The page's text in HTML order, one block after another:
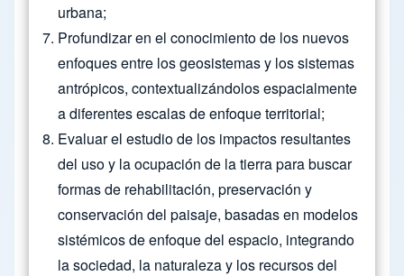
urbana;
Profundizar en el conocimiento de los nuevos
enfoques entre los geosistemas y los sistemas
antrópicos, contextualizándolos espacialmente
a diferentes escalas de enfoque territorial;
Evaluar el estudio de los impactos resultantes
del uso y la ocupación de la tierra para buscar
formas de rehabilitación, preservación y
conservación del paisaje, basadas en modelos
sistémicos de enfoque del espacio, integrando
la sociedad, la naturaleza y los recursos del